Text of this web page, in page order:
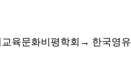
육문화비평학회→ 한국영